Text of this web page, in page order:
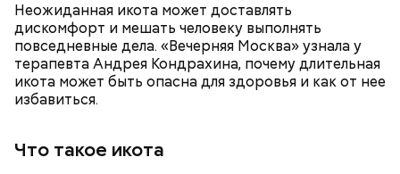
Неожиданная икота может доставлять
дискомфорт и мешать человеку выполнять
повседневные дела. «Вечерняя Москва» узнала у
терапевта Андрея Кондрахина, почему длительная
икота может быть опасна для здоровья и как от нее
избавиться.
Что такое икота
Ранние плоды, по словам врача, лучше не есть: